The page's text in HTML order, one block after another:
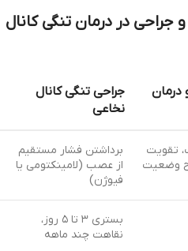
جراحی در درمان تنگی کانال
درمان
جراحی تنگی کانال
نخاعی
تقویت
وضعیت
برداشتن فشار مستقیم
از عصب (لامینکتومی یا
فیوژن)
بستری ۳ تا ۵ روز،
نقاهت چند ماهه